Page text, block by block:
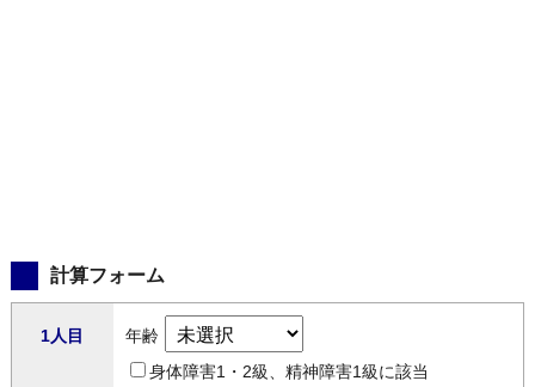
計算フォーム
1人目
年齢
身体障害1・2級、精神障害1級に該当